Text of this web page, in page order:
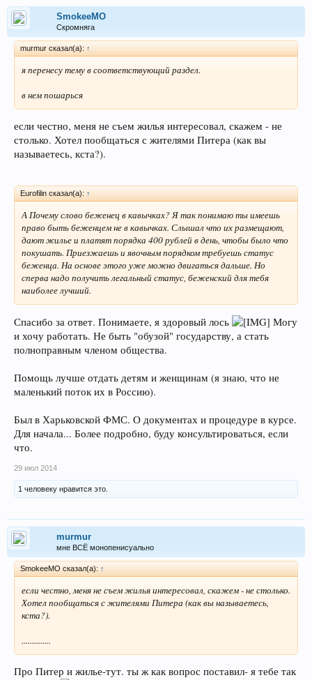
SmokeeMO
Скромняга
murmur сказал(а): ↑
я перенесу тему в соответствующий раздел.
в нем пошарься
если честно, меня не съем жилья интересовал, скажем - не
столько. Хотел пообщаться с жителями Питера (как вы
называетесь, кста?).
Eurofilin сказал(а): ↑
А Почему слово беженец в кавычках? Я так понимаю ты имеешь
право быть беженцем не в кавычках. Слышал что их размещают,
дают жилье и платят порядка 400 рублей в день, чтобы было что
покушать. Приезжаешь и явочным порядком требуешь статус
беженца. На основе этого уже можно двигаться дальше. Но
сперва надо получить легальный статус, беженский для тебя
наиболее лучший.
Спасибо за ответ. Понимаете, я здоровый лось
Могу
и хочу работать. Не быть "обузой" государству, а стать
полноправным членом общества.
Помощь лучше отдать детям и женщинам (я знаю, что не
маленький поток их в Россию).
Был в Харьковской ФМС. О документах и процедуре в курсе.
Для начала... Более подробно, буду консультироваться, если
что.
29 июл 2014
1 человеку нравится это.
murmur
мне ВСЁ монопенисуально
SmokeeMO сказал(а): ↑
если честно, меня не съем жилья интересовал, скажем - не столько.
Хотел пообщаться с жителями Питера (как вы называетесь,
кста?).
..............
Про Питер и жилье-тут. ты ж как вопрос поставил- я тебе так